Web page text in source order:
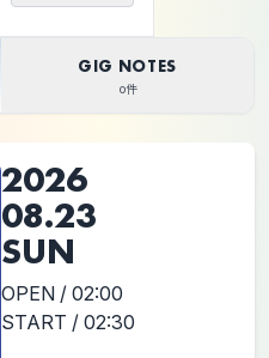
GIG NOTES
0件
2026
08.23
SUN
OPEN / 02:00
START / 02:30